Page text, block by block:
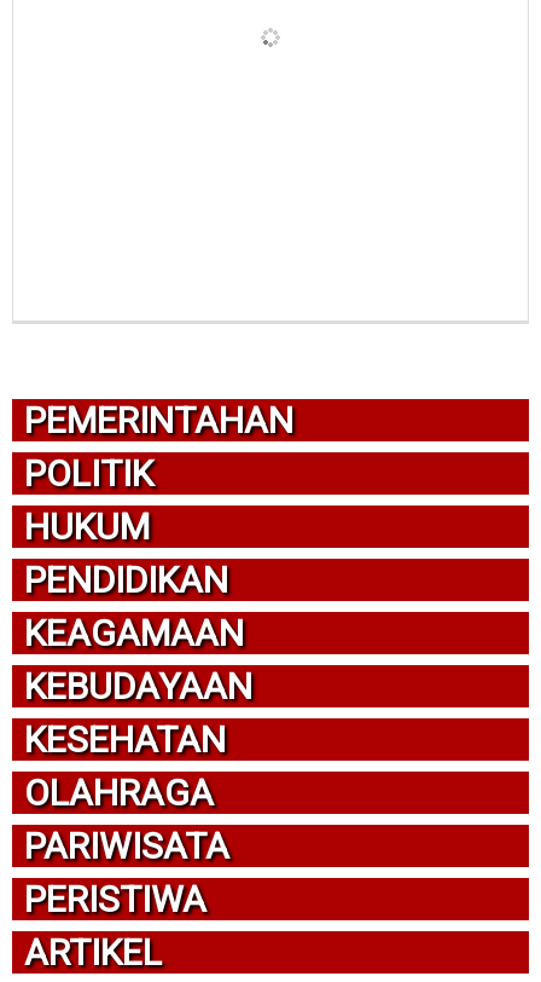
PEMERINTAHAN
POLITIK
HUKUM
PENDIDIKAN
KEAGAMAAN
KEBUDAYAAN
KESEHATAN
OLAHRAGA
PARIWISATA
PERISTIWA
ARTIKEL